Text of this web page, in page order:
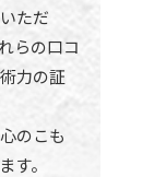
ただ
らの口コ
力の証
のこも
す。